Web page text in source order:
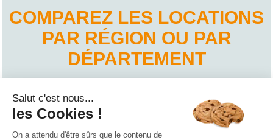
COMPAREZ LES LOCATIONS
PAR RÉGION OU PAR
DÉPARTEMENT
Location de vacances Carinthie
Location de vacances Haute-Autriche
Location de vacances Salzbourg
Location de vacances Tyrol
Salut c'est nous...
les Cookies !
On a attendu d'être sûrs que le contenu de